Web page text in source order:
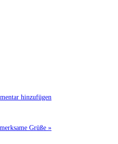
hinzufügen
Grüße »